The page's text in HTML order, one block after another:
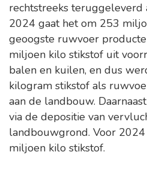
rechtstreeks teruggeleverd
2024 gaat het om 253
geoogste ruwvoer
miljoen kilo stikstof uit
balen en kuilen, en dus
kilogram stikstof als
aan de landbouw.
via de depositie van
landbouwgrond. Voor
miljoen kilo stikstof.